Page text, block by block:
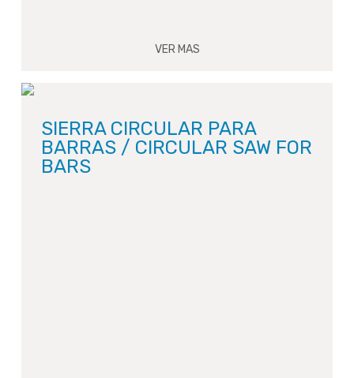
VER MAS
SIERRA CIRCULAR PARA
BARRAS / CIRCULAR SAW FOR
BARS